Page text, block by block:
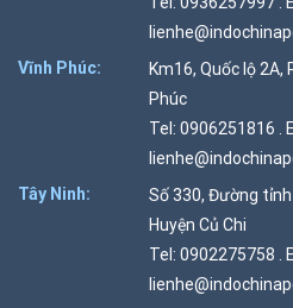
Vĩnh Phúc:
Km16, Quốc lộ 2A,
Phúc
Tel: 0906251816 .
Tây Ninh:
Số 330, Đường tỉnh
Huyện Củ Chi
Tel: 0902275758 .